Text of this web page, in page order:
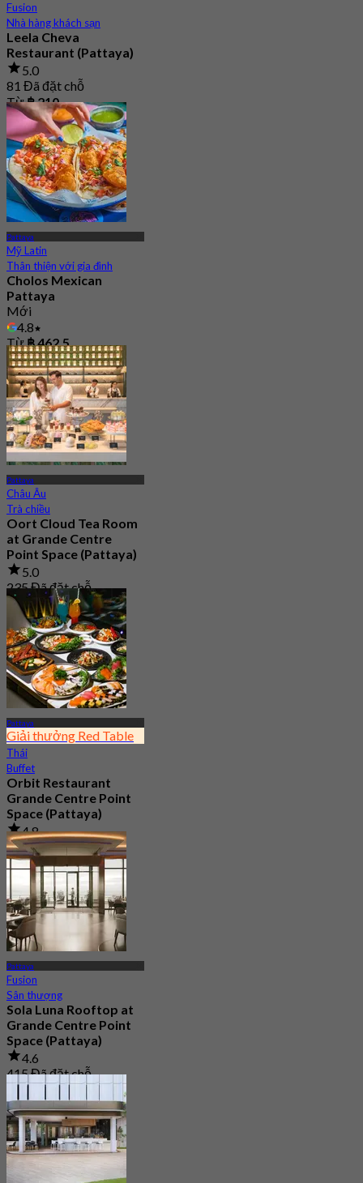
Fusion
Nhà hàng khách sạn
Leela Cheva
Restaurant (Pattaya)
5.0
81 Đã đặt chỗ
Từ฿ 210
Pattaya
Mỹ Latin
Thân thiện với gia đình
Cholos Mexican
Pattaya
Mới
4.8
Từ฿ 462.5
Pattaya
Châu Âu
Trà chiều
Oort Cloud Tea Room
at Grande Centre
Point Space (Pattaya)
5.0
235 Đã đặt chỗ
Từ ฿ 499.5
Pattaya
Giải thưởng Red Table
Thái
Buffet
Orbit Restaurant
Grande Centre Point
Space (Pattaya)
4.8
21.8K Đã đặt chỗ
Từ฿ 1,290
Pattaya
Fusion
Sân thượng
Sola Luna Rooftop at
Grande Centre Point
Space (Pattaya)
4.6
415 Đã đặt chỗ
Từ ฿ 645